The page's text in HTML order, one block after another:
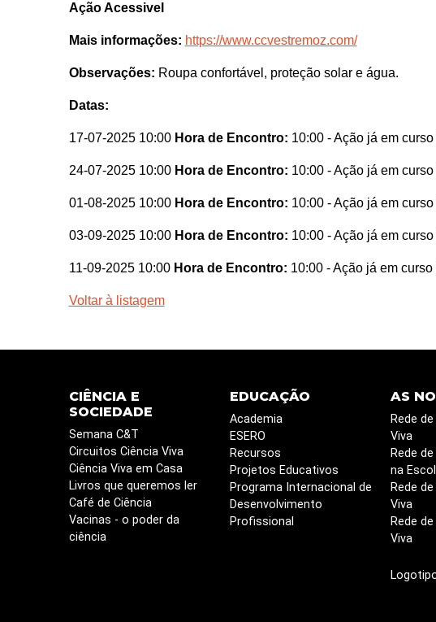
Ação Acessivel
Mais informações: https://www.ccvestremoz.com/
Observações: Roupa confortável, proteção solar e água.
Datas:
17-07-2025 10:00 Hora de Encontro: 10:00 - Ação já em
24-07-2025 10:00 Hora de Encontro: 10:00 - Ação já em
01-08-2025 10:00 Hora de Encontro: 10:00 - Ação já em
03-09-2025 10:00 Hora de Encontro: 10:00 - Ação já em
11-09-2025 10:00 Hora de Encontro: 10:00 - Ação já em curso
Voltar à listagem
CIÊNCIA E
SOCIEDADE
Semana C&T
Circuitos Ciência Viva
Ciência Viva em Casa
Livros que queremos ler
Café de Ciência
Vacinas - o poder da
ciência
EDUCAÇÃO
Academia
ESERO
Recursos
Projetos Educativos
Programa Internacional de
Desenvolvimento
Profissional
AS
Rede
Viva
Rede
na
Rede
Viva
Rede
Viva